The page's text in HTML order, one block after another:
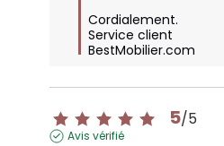
Cordialement.
Service client
BestMobilier.com
5/5
Avis vérifié